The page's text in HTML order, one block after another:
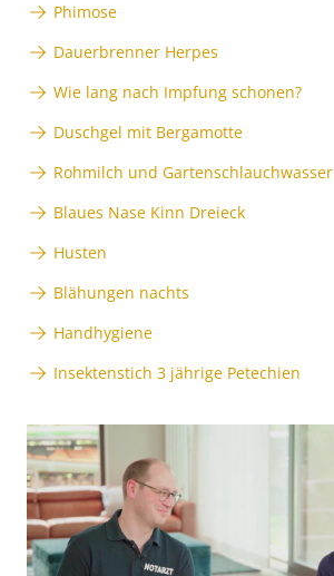
Phimose
Dauerbrenner Herpes
Wie lang nach Impfung schonen?
Duschgel mit Bergamotte
Rohmilch und Gartenschlauchwasser
Blaues Nase Kinn Dreieck
Husten
Blähungen nachts
Handhygiene
Insektenstich 3 jährige Petechien